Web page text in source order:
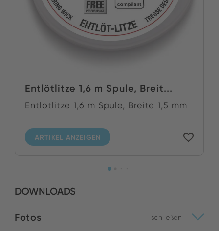
Entlötlitze 1,6 m Spule, Breit...
Entlötlitze 1,6 m Spule, Breite 1,5 mm
ARTIKEL ANZEIGEN
DOWNLOADS
Fotos schließen